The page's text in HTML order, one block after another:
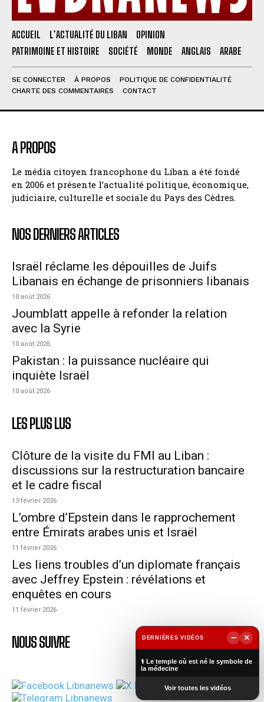
ACCUEIL L’ACTUALITÉ DU LIBAN
OPINION
PATRIMOINE ET HISTOIRE
SOCIÉTÉ MONDE ANGLAIS ARABE
SE CONNECTER À PROPOS
POLITIQUE DE CONFIDENTIALITÉ
CHARTE DES COMMENTAIRES
CONTACT
A PROPOS
Le média citoyen francophone du Liban a été fondé
en 2006 et présente l’actualité politique, économique,
judiciaire, culturelle et sociale du Pays des Cèdres.
NOS DERNIERS ARTICLES
Israël réclame les dépouilles de Juifs
Libanais en échange de prisonniers libanais
10 août 2026
Joumblatt appelle à refonder la relation
avec la Syrie
10 août 2026
Pakistan : la puissance nucléaire qui
inquiète Israël
10 août 2026
LES PLUS LUS
Clôture de la visite du FMI au Liban :
discussions sur la restructuration bancaire
et le cadre fiscal
13 février 2026
L’ombre d’Epstein dans le rapprochement
entre Émirats arabes unis et Israël
11 février 2026
Les liens troubles d’un diplomate français
avec Jeffrey Epstein : révélations et
enquêtes en cours
11 février 2026
NOUS SUIVRE DERNIÈRES VIDÉOS −
×
⚕️ Le temple où est né le symbole de
la médecine
Voir toutes les vidéos